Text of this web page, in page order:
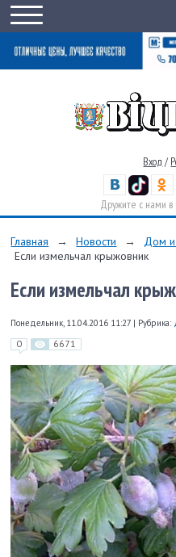
Вход /
Дружите с нами в
Главная → Новости → Дом и
Если измельчал крыжовник
Если измельчал
Понедельник, 11.04.2016 11:27 | Рубрика:
0 6671